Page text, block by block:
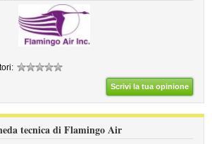
Scrivi la tua opinione
tecnica di Flamingo Air